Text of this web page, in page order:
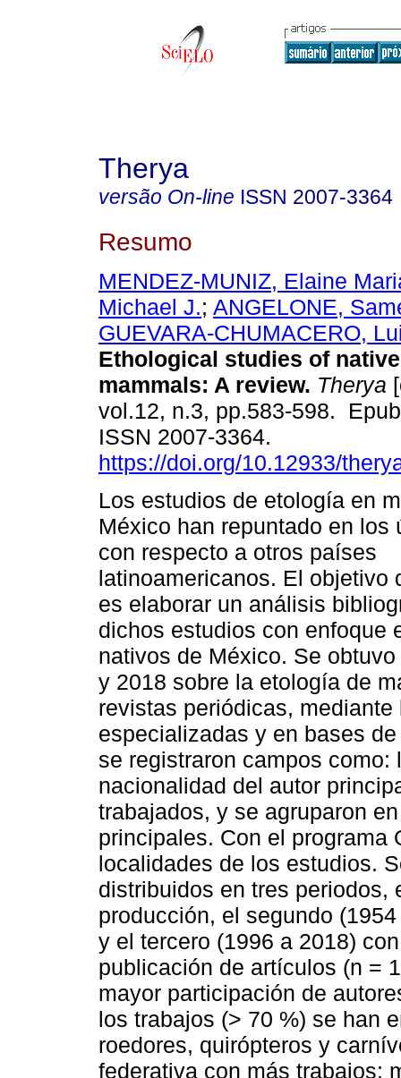
Therya
versão On-line ISSN 2007-3364
Resumo
MENDEZ-MUNIZ, Elaine
Michael J.; ANGELONE,
GUEVARA-CHUMACERO,
Ethological studies of
mammals: A review. Therya
vol.12, n.3, pp.583-598.
ISSN 2007-3364.
https://doi.org/10.12933/
Los estudios de etología en
México han repuntado en los
con respecto a otros países
latinoamericanos. El objetivo
es elaborar un análisis
dichos estudios con enfoque
nativos de México. Se
y 2018 sobre la etología de
revistas periódicas,
especializadas y en bases
se registraron campos
nacionalidad del autor
trabajados, y se agruparon
principales. Con el programa
localidades de los estudios.
distribuidos en tres periodos,
producción, el segundo
y el tercero (1996 a 2018)
publicación de artículos (n =
mayor participación de
los trabajos (> 70 %) se han
roedores, quirópteros y
federativa con más trabajos;